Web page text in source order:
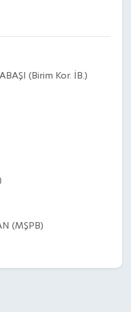
(Birim Kor. İB.)
(MŞPB)